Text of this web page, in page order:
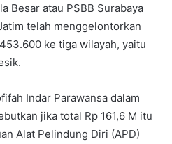
Besar atau PSBB Surabaya
telah menggelontorkan
ke tiga wilayah, yaitu
Indar Parawansa dalam
jika total Rp 161,6 M itu
Alat Pelindung Diri (APD)